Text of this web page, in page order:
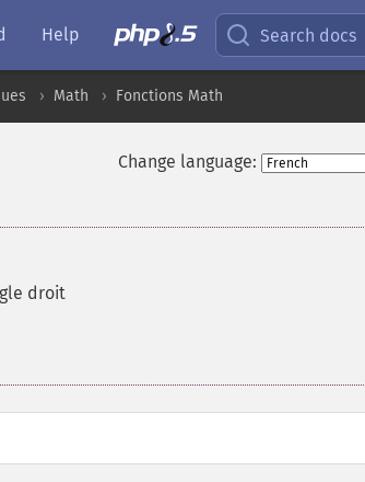
Help Search docs
Math Fonctions Math
Change language:
droit